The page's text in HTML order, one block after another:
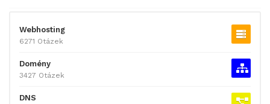
Webhosting
6271 Otázek
Domény
3427 Otázek
DNS